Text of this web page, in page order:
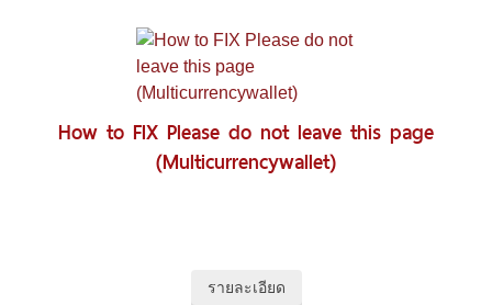
How to FIX Please do not leave this page
(Multicurrencywallet)
รายละเอียด